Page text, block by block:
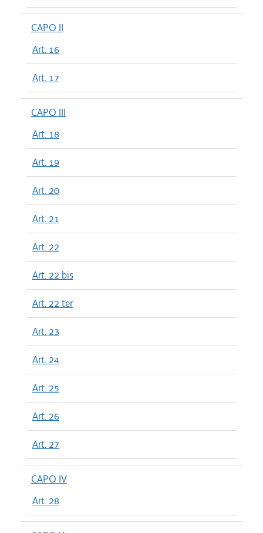
CAPO II
Art. 16
Art. 17
CAPO III
Art. 18
Art. 19
Art. 20
Art. 21
Art. 22
Art. 22 bis
Art. 22 ter
Art. 23
Art. 24
Art. 25
Art. 26
Art. 27
CAPO IV
Art. 28